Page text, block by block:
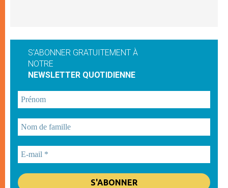
S'ABONNER GRATUITEMENT À
NOTRE
NEWSLETTER QUOTIDIENNE